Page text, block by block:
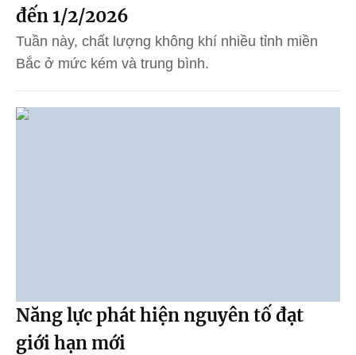
đến 1/2/2026
Tuần này, chất lượng không khí nhiều tỉnh miền
Bắc ở mức kém và trung bình.
Năng lực phát hiện nguyên tố đạt
giới hạn mới